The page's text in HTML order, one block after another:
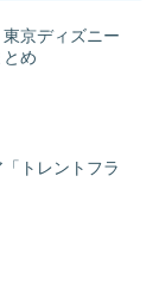
東京ディズニー
め
トレントフラ